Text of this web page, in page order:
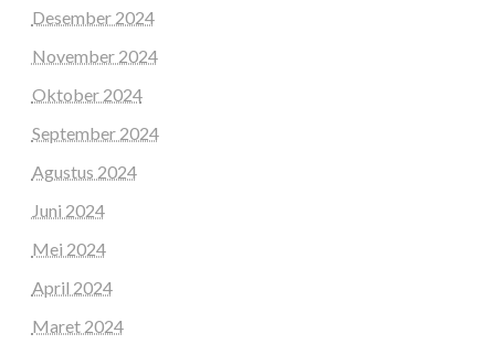
Desember 2024
November 2024
Oktober 2024
September 2024
Agustus 2024
Juni 2024
Mei 2024
April 2024
Maret 2024